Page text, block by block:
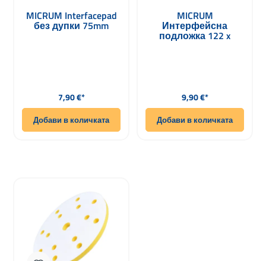
MICRUM Interfacepad
без дупки 75mm
Редовна цена:
7,90 €*
Добави в количката
MICRUM
Интерфейсна
подложка 122 x
Редовна цена:
9,90 €*
Добави в количката